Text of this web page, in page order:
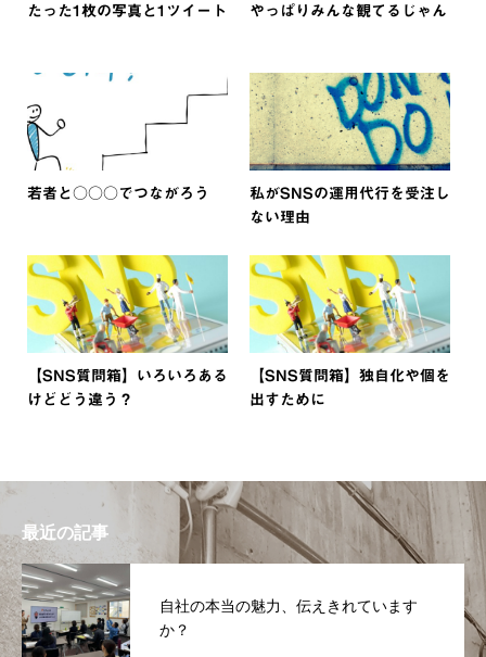
たった1枚の写真と1ツイート やっぱりみんな観てるじゃん
若者と○○○でつながろう
私がSNSの運用代行を受注し
ない理由
【SNS質問箱】いろいろある
けどどう違う？
【SNS質問箱】独自化や個を
出すために
最近の記事
自社の本当の魅力、伝えきれています
か？